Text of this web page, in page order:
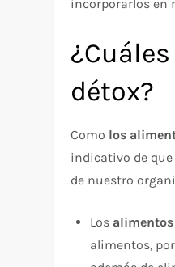
incorporarlos en
détox?
Como los
indicativo de
de nuestro
Los
alimentos,